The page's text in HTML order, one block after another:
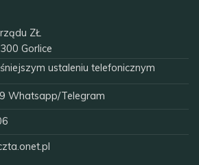
ZŁ
Gorlice
ustaleniu telefonicznym
Whatsapp/Telegram